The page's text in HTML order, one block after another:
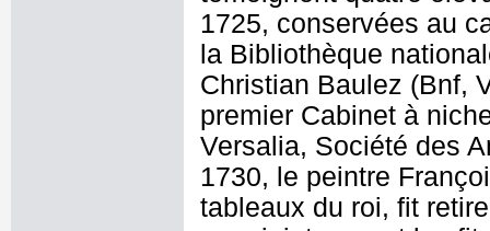
1725, conservées au
la Bibliothèque
Christian Baulez (Bnf,
premier Cabinet à
Versalia, Société des
1730, le peintre
tableaux du roi, fit